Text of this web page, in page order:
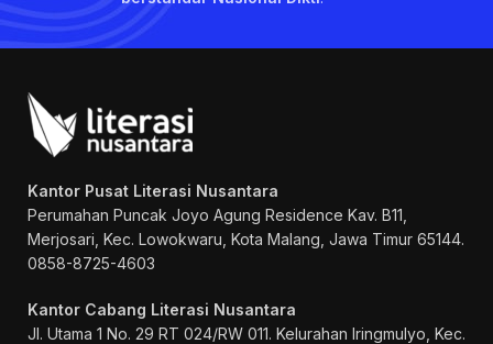
Kantor Pusat Literasi Nusantara
Perumahan Puncak Joyo Agung Residence Kav. B11,
Merjosari, Kec. Lowokwaru, Kota Malang, Jawa Timur 65144.
0858-8725-4603
Kantor Cabang Literasi Nusantara
Jl. Utama 1 No. 29 RT 024/RW 011. Kelurahan Iringmulyo, Kec.